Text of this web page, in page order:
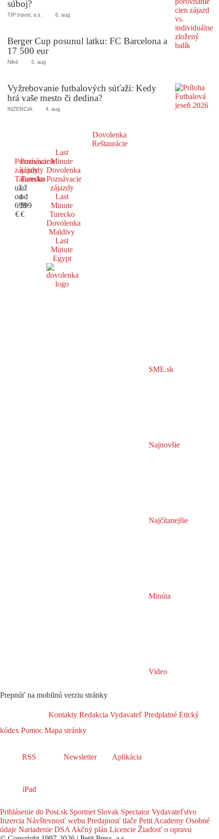
súboj?
TIP travel, a.s. 6. aug
Berger Cup posunul latku: FC Barcelona a
17 500 eur
Niké 5. aug
Vyžrebovanie futbalových súťaží: Kedy
hrá vaše mesto či dedina?
INZERCIA 4. aug
Dovolenka
Reštaurácie
Poznávacie
zájazdy
Taliansko
už
od
699
€
Poznávacie
zájazdy
Turecko
už
od
599
€
Last
Minute
Dovolenka
Poznávacie
zájazdy
Last
Minute
Turecko
Dovolenka
Maldivy
Last
Minute
Egypt
SME.sk
Najnovšie
Najčítanejšie
Minúta
Video
Prepnúť na mobilnú verziu stránky
Kontakty Redakcia Vydavateľ Predplatné Etický
kódex Pomoc Mapa stránky
RSS Newsletter Aplikácia
iPad
Prihlásenie do Post.sk Sportnet Slovak SpectatorVydavateľstvo
Inzercia Návštevnosť webu Predajnosť tlače Petit Academy Osobné
údaje Nariadenie DSA Akčný plán Licencie Žiadosť o opravu